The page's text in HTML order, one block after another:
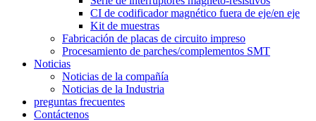
CI de codificador magnético fuera de eje/en eje
Kit de muestras
Fabricación de placas de circuito impreso
Procesamiento de parches/complementos SMT
Noticias
Noticias de la compañía
Noticias de la Industria
preguntas frecuentes
Contáctenos